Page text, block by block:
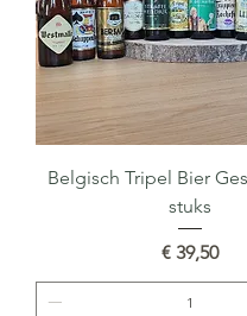
Belgisch Tripel Bier
stuks
Prijs
€ 39,50